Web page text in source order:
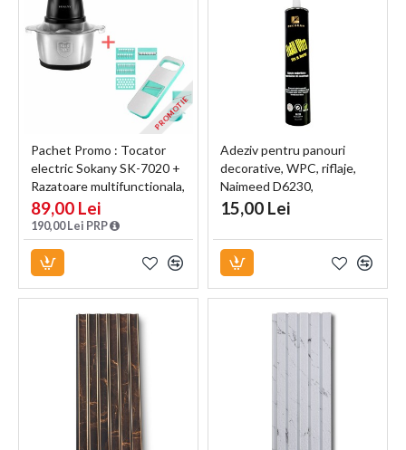
PROMOTIE
Pachet Promo : Tocator
electric Sokany SK-7020 +
Razatoare multifunctionala,
Naimeed D5130
89,00 Lei
190,00 Lei PRP
Adeziv pentru panouri
decorative, WPC, riflaje,
Naimeed D6230,
Transparent, 310ml
15,00 Lei